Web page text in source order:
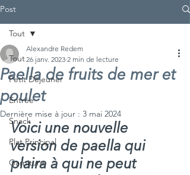
Post
Tout
Petit Déjeuner
Entrée
Snack
Plat Principal
Garniture
Tout
Paella de fruits de mer et
poulet
Alexandre Redem
26 janv. 2023 2 min de lecture
Dernière mise à jour : 3 mai 2024
Voici une nouvelle
version de paella qui
plaira à qui ne peut